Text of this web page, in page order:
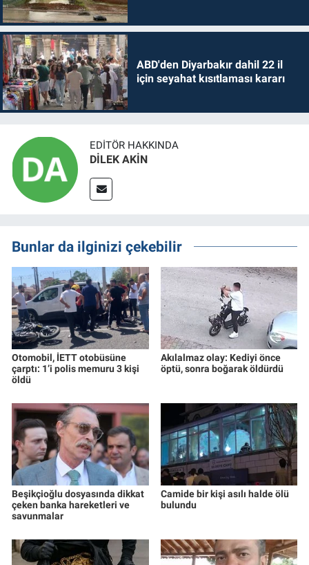
ABD'den Diyarbakır dahil 22 il
için seyahat kısıtlaması kararı
EDITÖR HAKKINDA
DİLEK AKİN
Bunlar da ilginizi çekebilir
Otomobil, İETT otobüsüne
çarptı: 1’i polis memuru 3 kişi
öldü
Akılalmaz olay: Kediyi önce
öptü, sonra boğarak öldürdü
Beşikçioğlu dosyasında dikkat
çeken banka hareketleri ve
savunmalar
Camide bir kişi asılı halde ölü
bulundu